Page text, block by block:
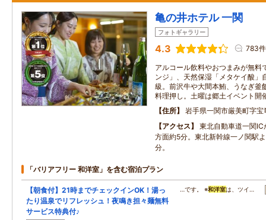
亀の井ホテル 一関
フォトギャラリー
4.3 783件
アルコール飲料やおつまみが無料
ンジ」、天然保湿「メタケイ酸」
級。前沢牛や大間本鮪、うなぎ釜
料理押し。土曜は郷土イベント開
住所
岩手県一関市厳美町字宝
アクセス
東北自動車道一関
方面約5分。東北新幹線一ノ関駅
分。
「バリアフリー 和洋室」を含む宿泊プラン
【朝食付】21時までチェックインOK！湯っ
たり温泉でリフレッシュ！夜鳴き担々麺無料
サービス特典付♪
…です。 ※和洋室は、ツイ…